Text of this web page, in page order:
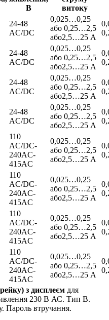
В
витоку
24-48
AC/DC
0,025…0,25
або 0,25…2,5
або2,5…25 А
24-48
AC/DC
0,025…0,25
або 0,25…2,5
або2,5…25 А
24-48
AC/DC
0,025…0,25
або 0,25…2,5
або2,5…25 А
24-48
AC/DC
0,025…0,25
або 0,25…2,5
або2,5…25 А
110
AC/DC-
240AC-
415AC
0,025…0,25
або 0,25…2,5
або2,5…25 А
110
AC/DC-
240AC-
415AC
0,025…0,25
або 0,25…2,5
або2,5…25 А
110
AC/DC-
240AC-
415AC
0,025…0,25
або 0,25…2,5
або2,5…25 А
110
AC/DC-
240AC-
415AC
0,025…0,25
або 0,25…2,5
або2,5…25 А
з дисплеєм для
230 В АС. Тип B.
Пароль втручання.